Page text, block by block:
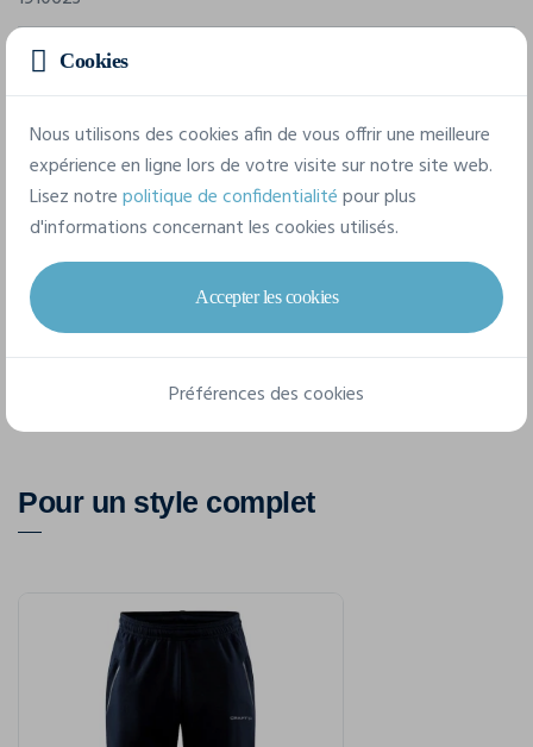
Composition
48% coton, 47% polyester, 5% élastanne.
8 tailles disponibles
XS S M L XL XXL
3XL
Pour un style complet
Cookies
Nous utilisons des cookies afin de vous offrir une meilleure
expérience en ligne lors de votre visite sur notre site web.
Lisez notrepolitique de confidentialitépour plus
d'informations concernant les cookies utilisés.
Accepter les cookies
Préférences des cookies